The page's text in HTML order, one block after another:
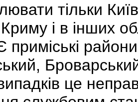
тільки
і в інших
приміські
це